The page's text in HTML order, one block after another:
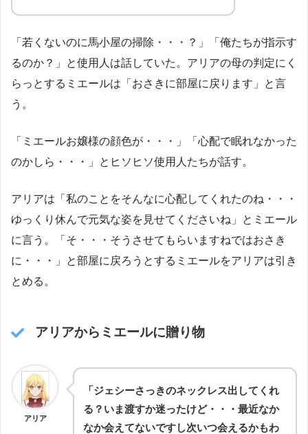
「若くないのに馬小屋の掃除・・・？」「俺たちが指示す
るのか？」と使用人は話していた。アリアの母の判定にく
らっとするミエールは「おさきに部屋に戻ります」と言
う。
「ミエールお嬢様の顔色が・・・」「心配で眠れなかった
のかしら・・・」とヒソヒソ使用人たちが話す。
アリアは「私のことをそんなに心配してくれたのね・・・
ゆっくり休んで元気な姿を見せてくださいね」とミエール
に言う。「そ・・・そうさせてもらいますねではおさき
に・・・」と部屋に戻ろうとするミエールをアリアは引き
とめる。
アリアからミエールに贈り物
アリア
「ジェシーさっきのネックレス出してくれ
る？いま渡すか迷ったけど・・・最近なか
なか会えてないですし次いつ会えるかもわ